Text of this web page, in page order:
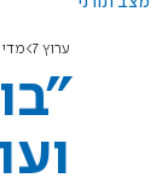
ערוץ 7